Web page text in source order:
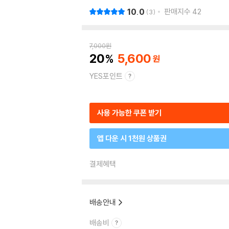
10.0 3 판매지수 42
7,000원
20 5,600
YES포인트
사용 가능한 쿠폰 받기
앱 다운 시 1천원 상품권
결제혜택
배송안내
배송비